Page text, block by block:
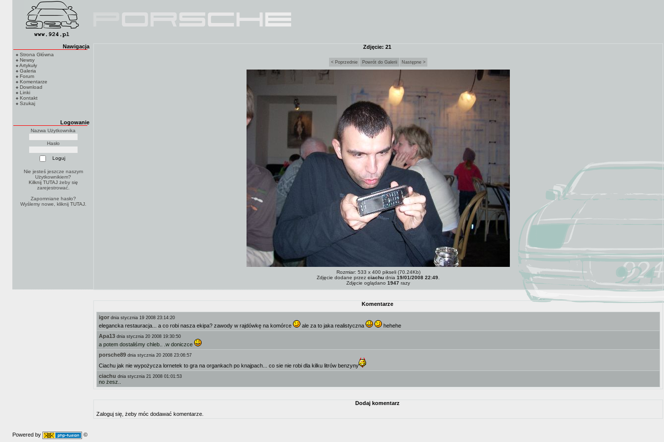
Nawigacja
Strona Główna
Newsy
Artykuły
Galeria
Forum
Komentarze
Download
Linki
Kontakt
Szukaj
Logowanie
Nazwa Użytkownika
Hasło
Nie jesteś jeszcze naszym
Użytkownikiem?
Kilknij TUTAJżeby się
zarejestrować.
Zapomniane hasło?
Wyślemy nowe, kliknij TUTAJ.
Zdjęcie: 21
< Poprzednie Powrót do Galerii Następne >
Rozmiar: 533 x 400 pikseli (70.24Kb)
Zdjęcie dodane przez ciachu dnia 19/01/2008 22:49
Zdjęcie oglądano 1947 razy
Komentarze
igor dnia stycznia 19 2008 23:14:20
elegancka restauracja... a co robi nasza ekipa? zawody w rajdówkę na komórce ale za to jaka realistyczna
hehehe
Apa13 dnia stycznia 20 2008 19:30:50
a potem dostaliśmy chleb.. .w doniczce
porsche89 dnia stycznia 20 2008 23:06:57
Ciachu jak nie wypożycza lornetek to gra na organkach po knajpach... co sie nie robi dla kilku litrów benzyny
ciachu dnia stycznia 21 2008 01:01:53
no żesz..
Dodaj komentarz
Zaloguj się, żeby móc dodawać komentarze.
Powered by ©